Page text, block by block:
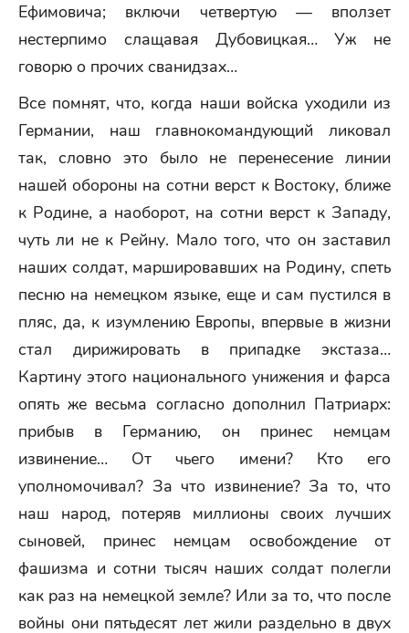
Ефимовича; включи четвертую — вползет
нестерпимо слащавая Дубовицкая… Уж не
говорю о прочих сванидзах…
Все помнят, что, когда наши войска уходили из
Германии, наш главнокомандующий ликовал
так, словно это было не перенесение линии
нашей обороны на сотни верст к Востоку, ближе
к Родине, а наоборот, на сотни верст к Западу,
чуть ли не к Рейну. Мало того, что он заставил
наших солдат, маршировавших на Родину, спеть
песню на немецком языке, еще и сам пустился в
пляс, да, к изумлению Европы, впервые в жизни
стал дирижировать в припадке экстаза…
Картину этого национального унижения и фарса
опять же весьма согласно дополнил Патриарх:
прибыв в Германию, он принес немцам
извинение… От чьего имени? Кто его
уполномочивал? За что извинение? За то, что
наш народ, потеряв миллионы своих лучших
сыновей, принес немцам освобождение от
фашизма и сотни тысяч наших солдат полегли
как раз на немецкой земле? Или за то, что после
войны они пятьдесят лет жили раздельно в двух